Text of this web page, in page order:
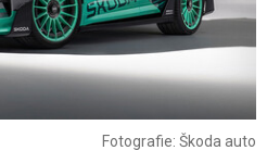
Fotografie: Škoda auto